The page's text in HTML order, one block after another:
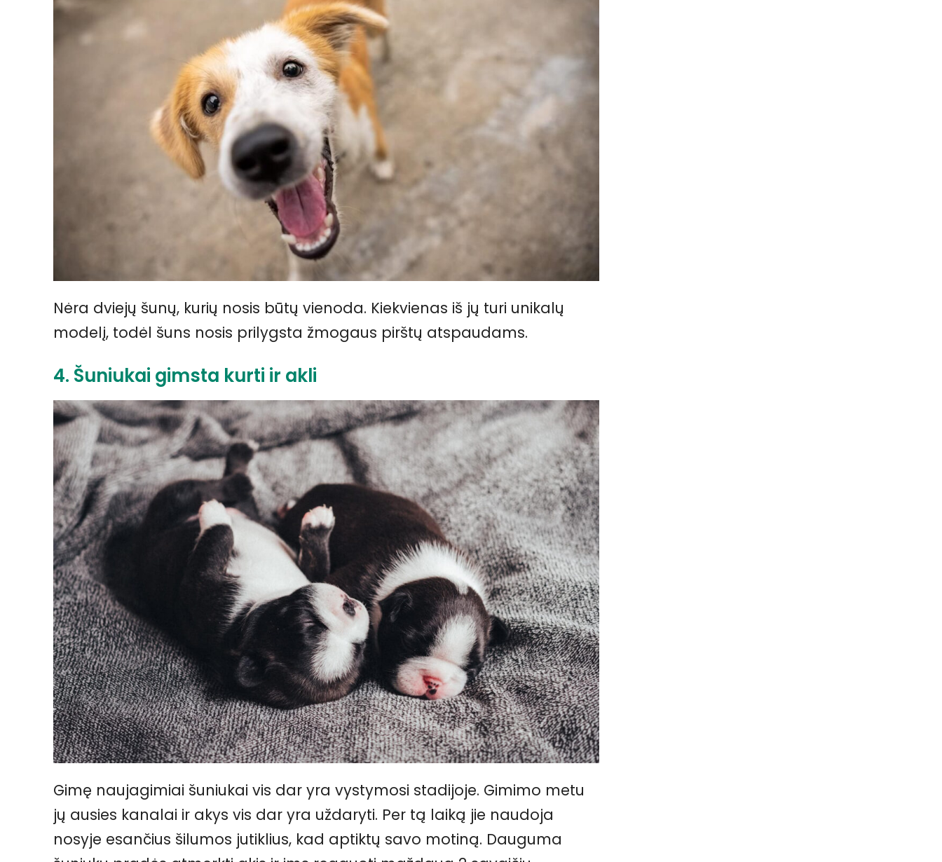
Nėra dviejų šunų, kurių nosis būtų vienoda. Kiekvienas iš jų turi unikalų
modelį, todėl šuns nosis prilygsta žmogaus pirštų atspaudams.
4. Šuniukai gimsta kurti ir akli
Gimę naujagimiai šuniukai vis dar yra vystymosi stadijoje. Gimimo metu
jų ausies kanalai ir akys vis dar yra uždaryti. Per tą laiką jie naudoja
nosyje esančius šilumos jutiklius, kad aptiktų savo motiną. Dauguma